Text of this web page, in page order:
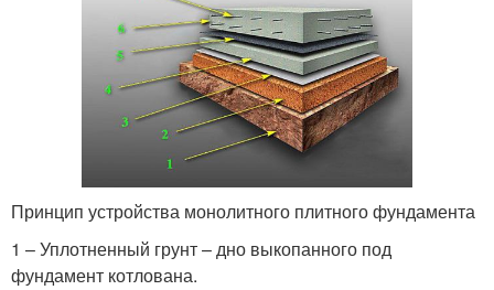
Принцип устройства монолитного плитного фундамента
1 – Уплотненный грунт – дно выкопанного под
фундамент котлована.